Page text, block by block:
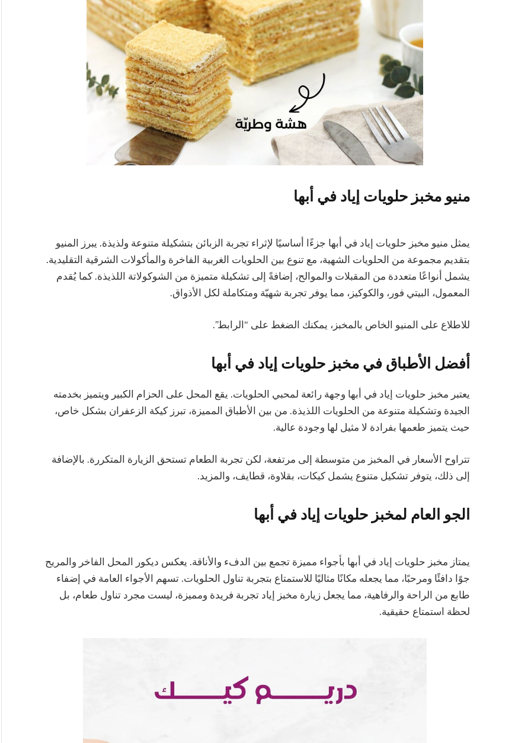
منيو مخبز حلويات إياد في أبها
يمثل منيو مخبز حلويات إياد في أبها جزءًا أساسيًا لإثراء تجربة الزبائن بتشكيلة متنوعة ولذيذة. يبرز المنيو
بتقديم مجموعة من الحلويات الشهية، مع تنوع بين الحلويات الغربية الفاخرة والمأكولات الشرقية التقليدية.
يشمل أنواعًا متعددة من المقبلات والموالح، إضافةً إلى تشكيلة متميزة من الشوكولاتة اللذيذة. كما يُقدم
المعمول، البيتي فور، والكوكيز، مما يوفر تجربة شهيّة ومتكاملة لكل الأذواق.
للاطلاع على المنيو الخاص بالمخبز، يمكنك الضغط على “الرابط”.
أفضل الأطباق في مخبز حلويات إياد في أبها
يعتبر مخبز حلويات إياد في أبها وجهة رائعة لمحبي الحلويات. يقع المحل على الحزام الكبير ويتميز بخدمته
الجيدة وتشكيلة متنوعة من الحلويات اللذيذة. من بين الأطباق المميزة، تبرز كيكة الزعفران بشكل خاص،
حيث يتميز طعمها بفرادة لا مثيل لها وجودة عالية.
تتراوح الأسعار في المخبز من متوسطة إلى مرتفعة، لكن تجربة الطعام تستحق الزيارة المتكررة. بالإضافة
إلى ذلك، يتوفر تشكيل متنوع يشمل كيكات، بقلاوة، قطايف، والمزيد.
الجو العام لمخبز حلويات إياد في أبها
يمتاز مخبز حلويات إياد في أبها بأجواء مميزة تجمع بين الدفء والأناقة. يعكس ديكور المحل الفاخر والمريح
جوًا دافئًا ومرحبًا، مما يجعله مكانًا مثاليًا للاستمتاع بتجربة تناول الحلويات. تسهم الأجواء العامة في إضفاء
طابع من الراحة والرفاهية، مما يجعل زيارة مخبز إياد تجربة فريدة ومميزة، ليست مجرد تناول طعام، بل
لحظة استمتاع حقيقية.